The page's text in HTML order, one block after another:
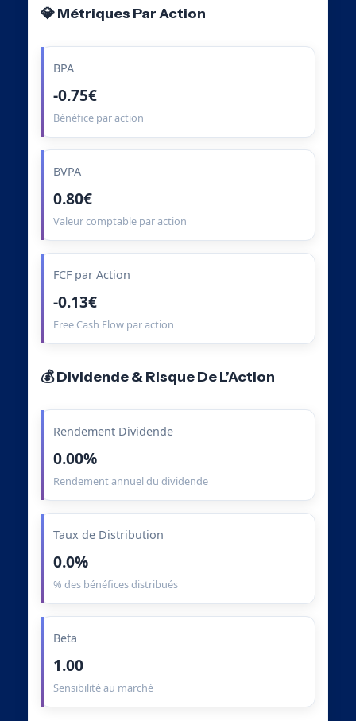
💎 Métriques Par Action
BPA
-0.75€
Bénéfice par action
BVPA
0.80€
Valeur comptable par action
FCF par Action
-0.13€
Free Cash Flow par action
💰 Dividende & Risque De L’Action
Rendement Dividende
0.00%
Rendement annuel du dividende
Taux de Distribution
0.0%
% des bénéfices distribués
Beta
1.00
Sensibilité au marché